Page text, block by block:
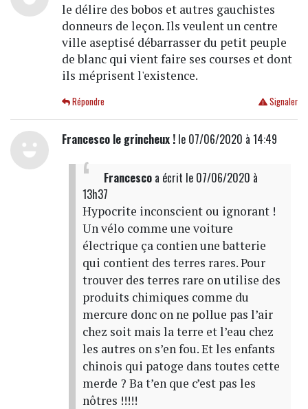
le délire des bobos et autres gauchistes
donneurs de leçon. Ils veulent un centre
ville aseptisé débarrasser du petit peuple
de blanc qui vient faire ses courses et dont
ils méprisent l'existence.
Signaler
Répondre
Francesco le grincheux !le 07/06/2020 à 14:49
Francescoa écrit le 07/06/2020 à
13h37
Hypocrite inconscient ou ignorant !
Un vélo comme une voiture
électrique ça contien une batterie
qui contient des terres rares. Pour
trouver des terres rare on utilise des
produits chimiques comme du
mercure donc on ne pollue pas l’air
chez soit mais la terre et l’eau chez
les autres on s’en fou. Et les enfants
chinois qui patoge dans toutes cette
merde ? Ba t’en que c’est pas les
nôtres !!!!!